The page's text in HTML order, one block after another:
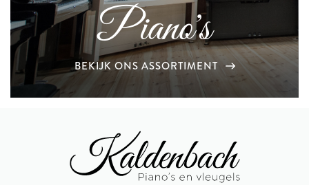
Piano's
BEKIJK ONS ASSORTIMENT